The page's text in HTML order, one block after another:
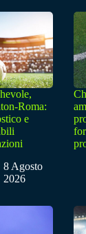
Roma:
e
8 Agosto
2026